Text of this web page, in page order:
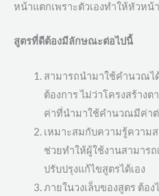
หน้าแตกเพราะตัวเองทำให้หัวหน้
สูตรที่ดีต้องมีลักษณะต่อไปนี้
สามารถนำมาใช้คำนวณไ
ต้องการ ไม่ว่าโครงสร้าง
ค่าที่นำมาใช้คำนวณมีค่าต่
เหมาะสมกับความรู้ความ
ช่วยทำให้ผู้ใช้งานสามาร
ปรับปรุงแก้ไขสูตรได้เอง
ภายในวงเล็บของสูตร ต้อ